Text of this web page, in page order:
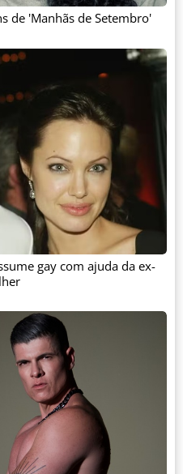
de 'Manhãs de Setembro'
gay com ajuda da ex-